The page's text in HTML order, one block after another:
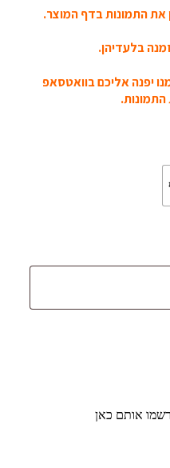
את התמונות בדף המוצר.
בלעדיהן.
יפנה אליכם בוואטסאפ
אותם כאן